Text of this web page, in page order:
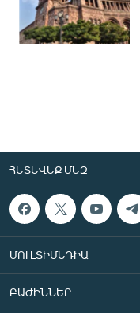
ՀԵՏԵՎԵՔ ՄԵԶ
ՄՈՒԼՏԻՄԵԴԻԱ
ԲԱԺԻՆՆԵՐ